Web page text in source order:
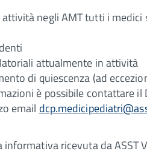
negli AMT tutti i
attualmente in attività
di quiescenza (ad
è possibile contattare
email
informativa ricevuta da